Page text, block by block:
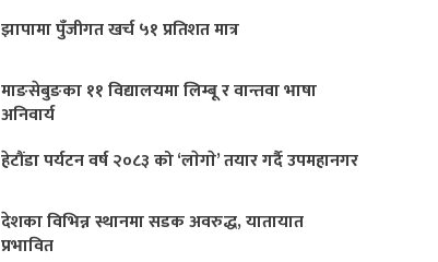
झापामा पुँजीगत खर्च ५१ प्रतिशत मात्र
माङसेबुङका ११ विद्यालयमा लिम्बू र वान्तवा भाषा
अनिवार्य
हेटौंडा पर्यटन वर्ष २०८३ को ‘लाेगाे’ तयार गर्दै उपमहानगर
देशका विभिन्न स्थानमा सडक अवरुद्ध, यातायात
प्रभावित